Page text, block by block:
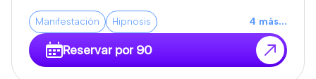
aceites y resinas sagradas) para absorber y
neutralizar las frecuencias bajas que te rodean.
Rezos de Corte y Liberación: Recitamos oraciones
y decretos ancestrales de protección para
Manifestación Hipnosis 4 más...
Reservar por 90